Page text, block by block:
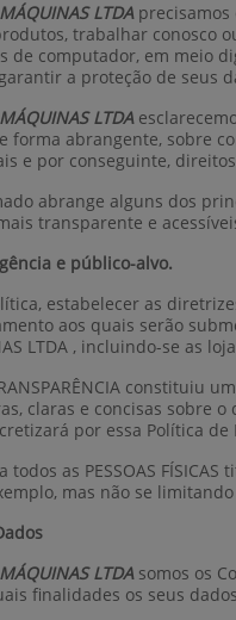
LTDA precisamos
trabalhar conosco
de computador, em meio
a proteção de seus
LTDA
forma abrangente, sobre
e por conseguinte,
abrange alguns dos
transparente e
e público-alvo.
estabelecer as
aos quais serão
LTDA , incluindo-se as
constituiu
claras e concisas sobre
por essa Política de
todos as PESSOAS
mas não se
LTDA somos os
finalidades os seus